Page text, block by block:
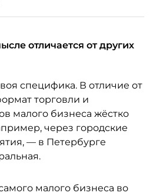
отличается от других
специфика. В отличие от
торговли и
малого бизнеса жёстко
через городские
— в Петербурге
малого бизнеса во